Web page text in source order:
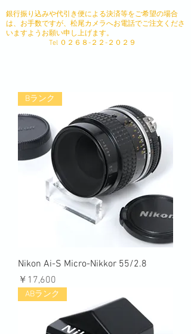
銀行振り込みや代引き便による決済等をご希望の場合
は、お手数ですが、松尾カメラへお電話でご注文くださ
いますようお願い申し上げます。
​ Tel ０２６８-２２-２０２９
Bランク
Nikon Ai-S Micro-Nikkor 55/2.8
価格
￥17,600
ABランク